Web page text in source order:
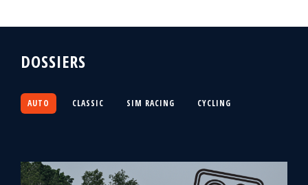
DOSSIERS
AUTO CLASSIC SIM RACING CYCLING